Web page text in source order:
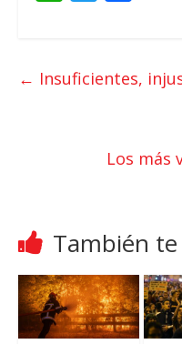
o
← Insuficientes,
Los más
También